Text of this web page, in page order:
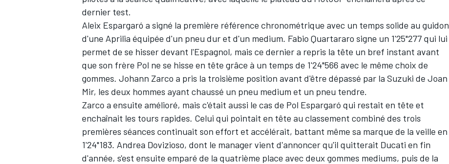
dernier test.
Aleix Espargaró a signé la première référence chronométrique avec un temps solide au guidon
d'une Aprilia équipée d'un pneu dur et d'un medium. Fabio Quartararo signe un 1'25"277 qui lui
permet de se hisser devant l'Espagnol, mais ce dernier a repris la tête un bref instant avant
que son frère Pol ne se hisse en tête grâce à un temps de 1'24"566 avec le même choix de
gommes. Johann Zarco a pris la troisième position avant d'être dépassé par la Suzuki de Joan
Mir, les deux hommes ayant chaussé un pneu medium et un pneu tendre.
Zarco a ensuite amélioré, mais c'était aussi le cas de Pol Espargaró qui restait en tête et
enchaînait les tours rapides. Celui qui pointait en tête au classement combiné des trois
premières séances continuait son effort et accélérait, battant même sa marque de la veille en
1'24"183. Andrea Dovizioso, dont le manager vient d'annoncerqu'il quitterait Ducati en fin
d'année, s'est ensuite emparé de la quatrième place avec deux gommes mediums, puis de la